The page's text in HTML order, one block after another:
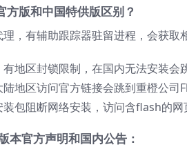
版和中国特供版区别？
，有辅助跟踪器驻留进程，会获取
地区封锁限制，在国内无法安装会
地区访问官方链接会跳到重橙公司
包阻断网络安装，访问含flash的
官方声明和国内公告：